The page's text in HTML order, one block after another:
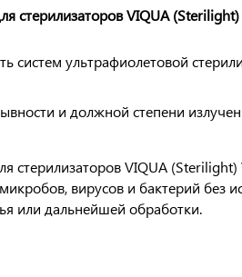
стерилизаторов VIQUA (Sterilight)
систем ультрафиолетовой
и должной степени
стерилизаторов VIQUA
вирусов и бактерий без
или дальнейшей обработки.